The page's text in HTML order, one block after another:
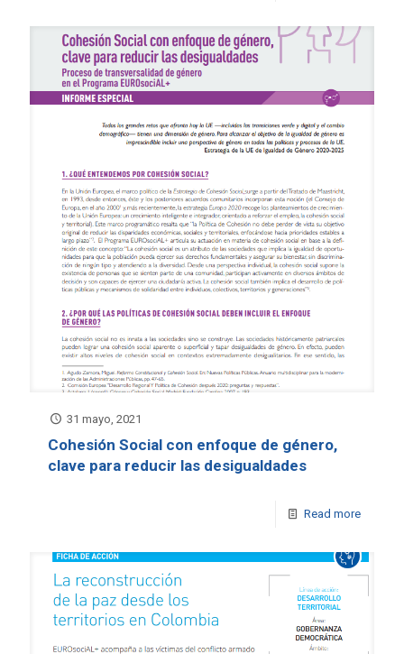
31 mayo, 2021
Cohesión Social con enfoque de género,
clave para reducir las desigualdades
Read more